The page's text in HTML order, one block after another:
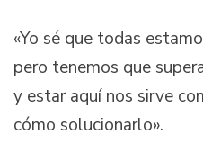
«Yo sé que todas
pero tenemos que
y estar aquí nos sirve
cómo solucionarlo».